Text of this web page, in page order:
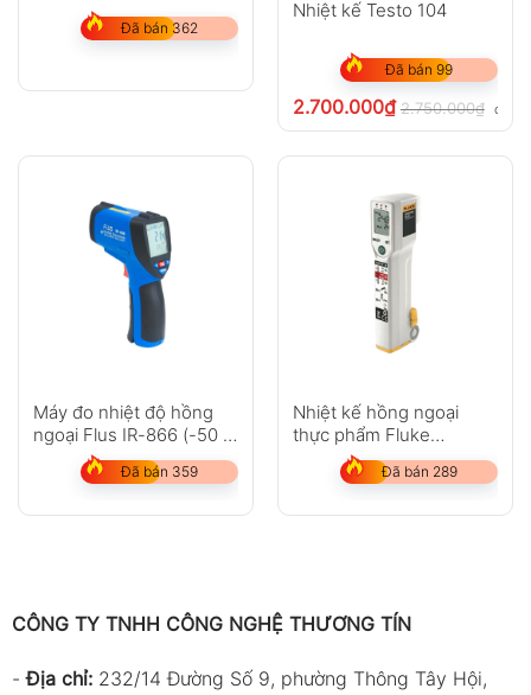
Đã bán 362
Nhiệt kế Testo 104
Đã bán 99
2.700.000₫ 2.750.000₫ chưa
Máy đo nhiệt độ hồng
ngoại Flus IR-866 (-50 ~
2250?C)
Đã bán 359
Nhiệt kế hồng ngoại
thực phẩm Fluke
FoodPro Plus
Đã bán 289
CÔNG TY TNHH CÔNG NGHỆ THƯƠNG TÍN
-Địa chỉ: 232/14 Đường Số 9, phường Thông Tây Hội,